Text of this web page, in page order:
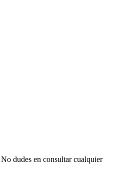
dudes en consultar cualquier